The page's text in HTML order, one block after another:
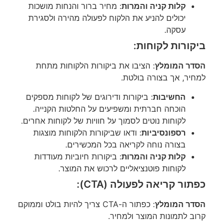
קלות קניה והמרות: מחיר ברור והנחות מושכות
יכולים להניע את הלקוח לפעולה מהירה ולסגירת
עסקה.
ביקורות לקוחות:
הסדר המומלץ: הציבו את ביקורות הלקוחות מתחת
למחיר, אך בצורה בולטת.
החשיבות: ביקורות ודירוגים של לקוחות מספקים
הוכחה חברתית ומשפיעים על החלטות הקנייה.
לקוחות נוטים לסמוך על חוויות של לקוחות אחרים.
רספונסיביות: ודאו שביקורות הלקוחות מוצגות
בצורה נוחה לקריאה בכל המכשירים.
קלות קניה והמרות: ביקורות חיוביות מעודדות
לקוחות פוטנציאליים לרכוש את המוצר.
כפתור קריאה לפעולה (CTA):
הסדר המומלץ
: כפתור ה-CTA צריך להיות בולט וממוקם
קרוב לתמונות המוצר ולמחיר.